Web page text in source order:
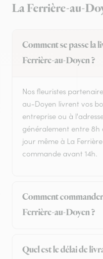
La Ferrière-au-
Comment se passe la
Ferrière-au-Doyen ?
Nos fleuristes
au-Doyen livrent vos
entreprise ou à
généralement entre 8h
jour même à La
commande avant 14h.
Comment
Ferrière-au-Doyen ?
Quel est le délai de